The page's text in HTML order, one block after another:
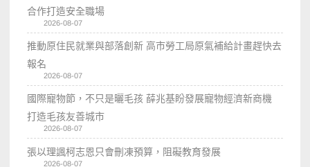
合作打造安全職場
2026-08-07
推動原住民就業與部落創新 高市勞工局原氣補給計畫趕快去
報名
2026-08-07
國際寵物節，不只是曬毛孩 薛兆基盼發展寵物經濟新商機
打造毛孩友善城市
2026-08-07
張以理諷柯志恩只會刪凍預算，阻礙教育發展
2026-08-07